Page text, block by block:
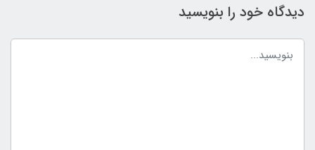
دیدگاه خود را بنویسید